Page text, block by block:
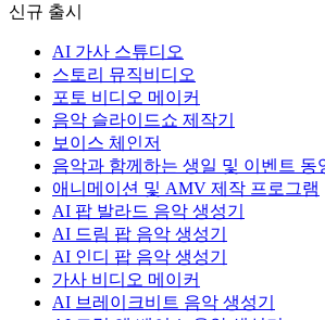
신규 출시
AI 가사 스튜디오
스토리 뮤직비디오
포토 비디오 메이커
음악 슬라이드쇼 제작기
보이스 체인저
음악과 함께하는 생일 및 이벤트 동
애니메이션 및 AMV 제작 프로그램
AI 팝 발라드 음악 생성기
AI 드림 팝 음악 생성기
AI 인디 팝 음악 생성기
가사 비디오 메이커
AI 브레이크비트 음악 생성기